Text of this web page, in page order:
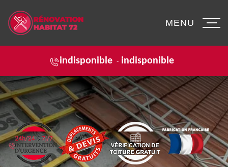
indisponible - indisponible
MENU